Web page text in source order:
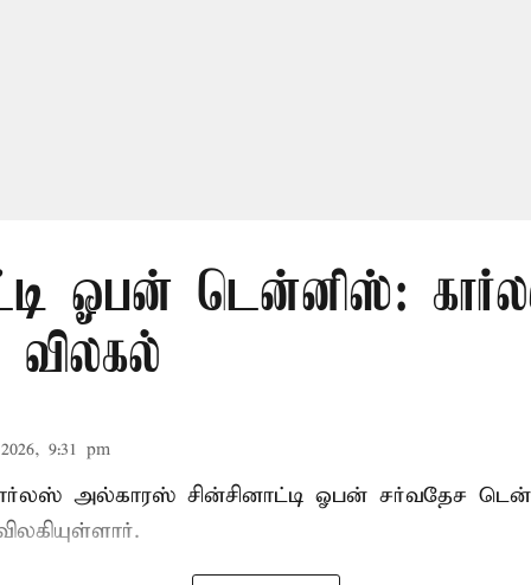
ஓபன் டென்னிஸ்:
9:31 pm
அல்காரஸ் சின்சினாட்டி ஓபன் சர்வதேச